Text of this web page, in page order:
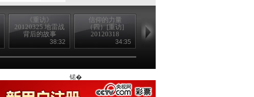
《重访》
20120325 地雷战
背后的故事
38:32
信仰的力量
（四）[重访]
20120318
34:35
锘�